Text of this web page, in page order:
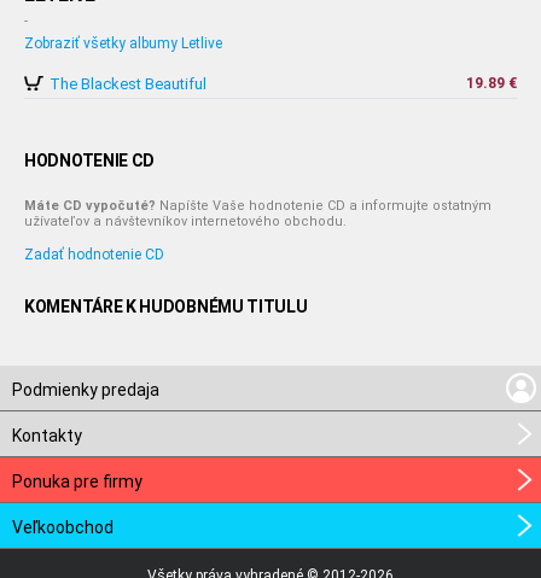
-
Zobraziť všetky albumy Letlive
The Blackest Beautiful 19.89 €
HODNOTENIE CD
Máte CD vypočuté? Napíšte Vaše hodnotenie CD a informujte ostatným
užívateľov a návštevníkov internetového obchodu.
Zadať hodnotenie CD
KOMENTÁRE K HUDOBNÉMU TITULU
Podmienky predaja
Kontakty
Ponuka pre firmy
Veľkoobchod